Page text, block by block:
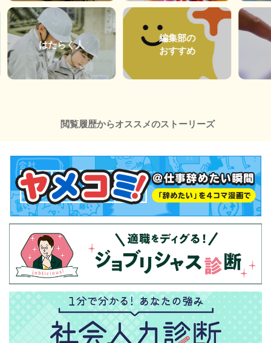
はたらく人
編集部の
おすすめ
閲覧履歴からオススメのストーリーズ